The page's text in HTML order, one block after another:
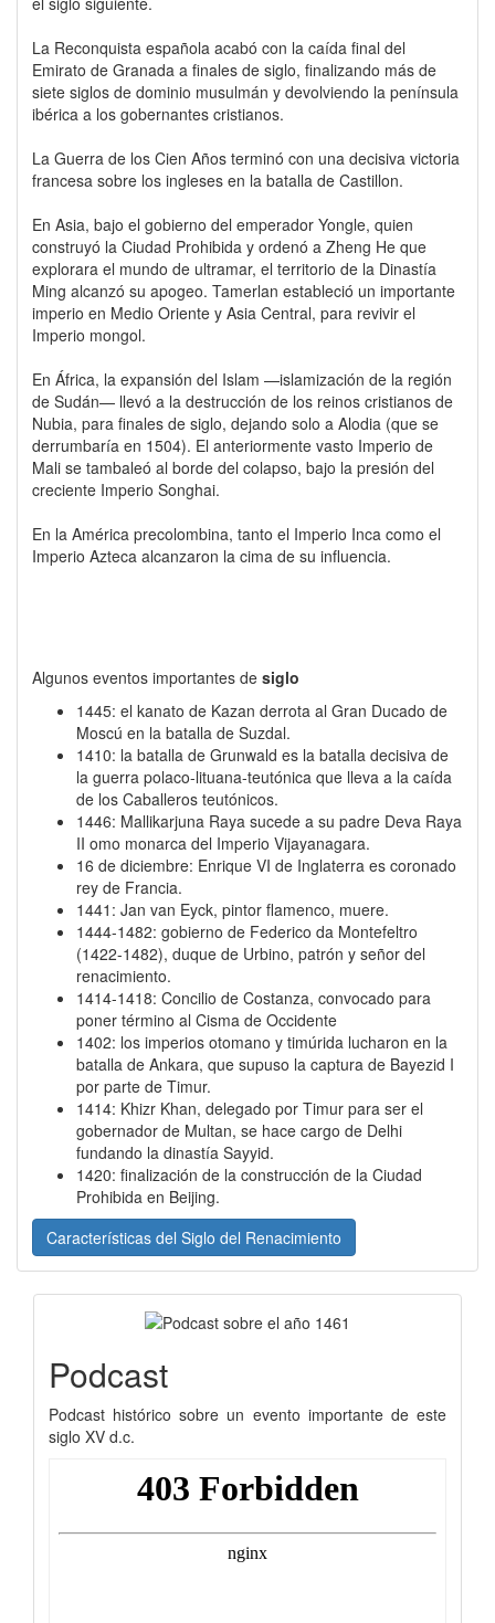
La Reconquista española acabó con la caída final del
Emirato de Granada a finales de siglo, finalizando más de
siete siglos de dominio musulmán y devolviendo la península
ibérica a los gobernantes cristianos.
La Guerra de los Cien Años terminó con una decisiva victoria
francesa sobre los ingleses en la batalla de Castillon.
En Asia, bajo el gobierno del emperador Yongle, quien
construyó la Ciudad Prohibida y ordenó a Zheng He que
explorara el mundo de ultramar, el territorio de la Dinastía
Ming alcanzó su apogeo. Tamerlan estableció un importante
imperio en Medio Oriente y Asia Central, para revivir el
Imperio mongol.
En África, la expansión del Islam —islamización de la región
de Sudán— llevó a la destrucción de los reinos cristianos de
Nubia, para finales de siglo, dejando solo a Alodia (que se
derrumbaría en 1504). El anteriormente vasto Imperio de
Mali se tambaleó al borde del colapso, bajo la presión del
creciente Imperio Songhai.
En la América precolombina, tanto el Imperio Inca como el
Imperio Azteca alcanzaron la cima de su influencia.
Algunos eventos importantes de siglo
1445: el kanato de Kazan derrota al Gran Ducado de
Moscú en la batalla de Suzdal.
1410: la batalla de Grunwald es la batalla decisiva de
la guerra polaco-lituana-teutónica que lleva a la caída
de los Caballeros teutónicos.
1446: Mallikarjuna Raya sucede a su padre Deva Raya
II omo monarca del Imperio Vijayanagara.
16 de diciembre: Enrique VI de Inglaterra es coronado
rey de Francia.
1441: Jan van Eyck, pintor flamenco, muere.
1444-1482: gobierno de Federico da Montefeltro
(1422-1482), duque de Urbino, patrón y señor del
renacimiento.
1414-1418: Concilio de Costanza, convocado para
poner término al Cisma de Occidente
1402: los imperios otomano y timúrida lucharon en la
batalla de Ankara, que supuso la captura de Bayezid I
por parte de Timur.
1414: Khizr Khan, delegado por Timur para ser el
gobernador de Multan, se hace cargo de Delhi
fundando la dinastía Sayyid.
1420: finalización de la construcción de la Ciudad
Prohibida en Beijing.
Características del Siglo del Renacimiento
Podcast
Podcast histórico sobre un evento importante de este
siglo XV d.c.